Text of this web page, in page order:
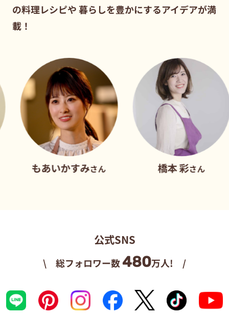
の料理レシピや暮らしを豊かにするアイデアが満
載！
いかすみさん さん
公式SNS
\ 総フォロワー数480万人! /